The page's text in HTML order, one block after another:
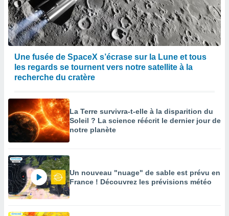
Une fusée de SpaceX s’écrase sur la Lune et tous
les regards se tournent vers notre satellite à la
recherche du cratère
La Terre survivra-t-elle à la disparition du
Soleil ? La science réécrit le dernier jour de
notre planète
Un nouveau "nuage" de sable est prévu en
France ! Découvrez les prévisions météo